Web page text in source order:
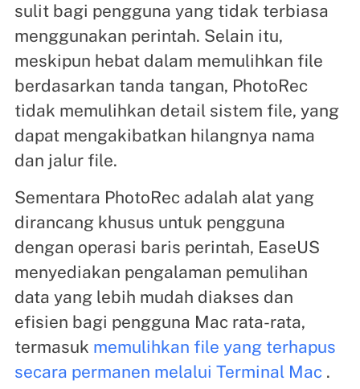
sulit bagi pengguna yang tidak terbiasa
menggunakan perintah. Selain itu,
meskipun hebat dalam memulihkan file
berdasarkan tanda tangan, PhotoRec
tidak memulihkan detail sistem file, yang
dapat mengakibatkan hilangnya nama
dan jalur file.
Sementara PhotoRec adalah alat yang
dirancang khusus untuk pengguna
dengan operasi baris perintah, EaseUS
menyediakan pengalaman pemulihan
data yang lebih mudah diakses dan
efisien bagi pengguna Mac rata-rata,
termasuk memulihkan file yang terhapus
secara permanen melalui Terminal Mac.